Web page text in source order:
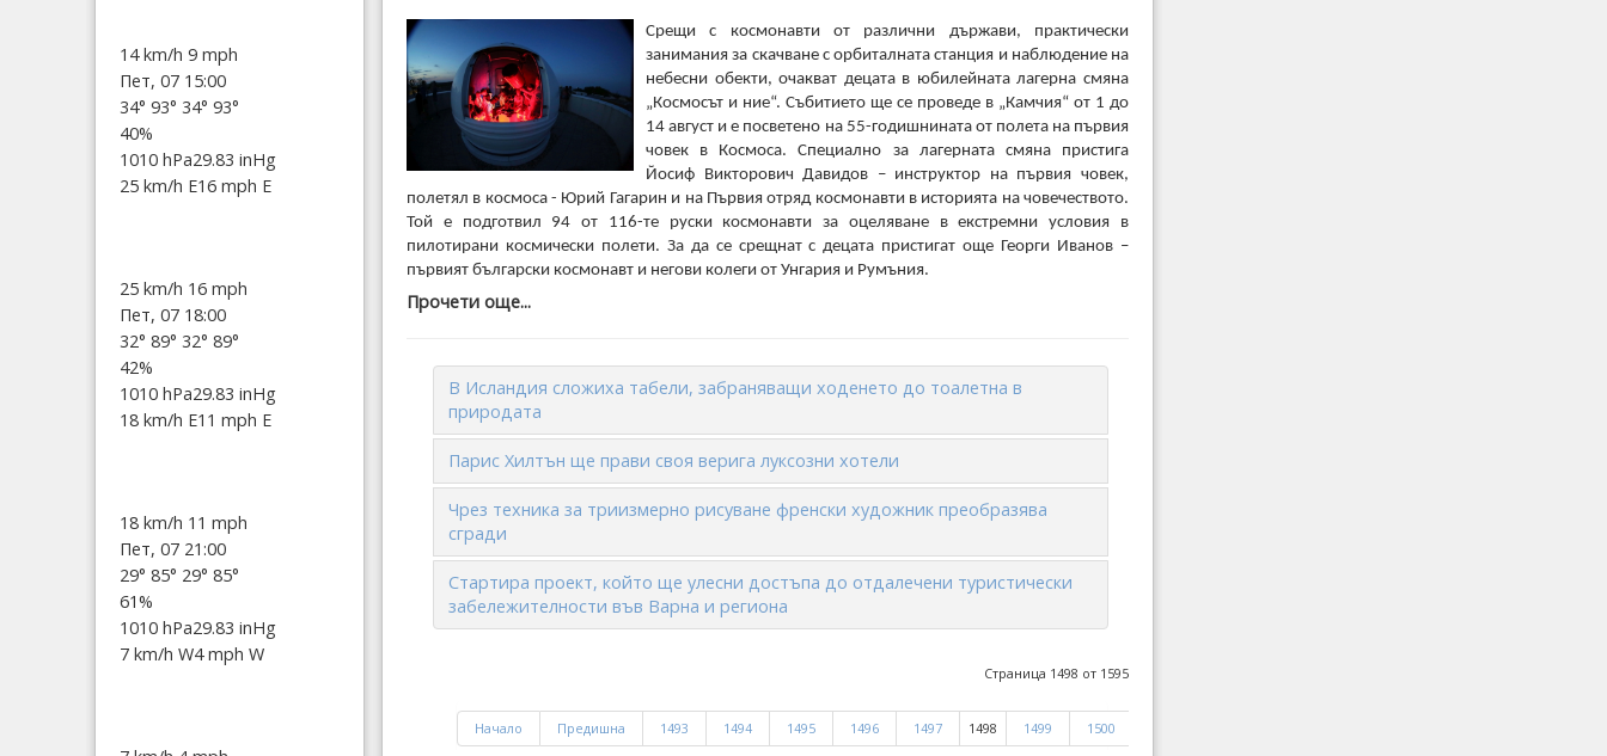
Срещи с космонавти от различни държави, практически
занимания за скачване с орбиталната станция и наблюдение на
небесни обекти, очакват децата в юбилейната лагерна смяна
„Космосът и ние“. Събитието ще се проведе в „Камчия“ от 1 до
14 август и е посветено на 55-годишнината от полета на първия
човек в Космоса. Специално за лагерната смяна пристига
Йосиф Викторович Давидов – инструктор на първия човек,
полетял в космоса - Юрий Гагарин и на Първия отряд космонавти в историята на човечеството.
Той е подготвил 94 от 116-те руски космонавти за оцеляване в екстремни условия в
пилотирани космически полети. За да се срещнат с децата пристигат още Георги Иванов –
първият български космонавт и негови колеги от Унгария и Румъния.
Прочети още...
В Исландия сложиха табели, забраняващи ходенето до тоалетна в
природата
Парис Хилтън ще прави своя верига луксозни хотели
Чрез техника за триизмерно рисуване френски художник преобразява
сгради
Стартира проект, който ще улесни достъпа до отдалечени туристически
забележителности във Варна и региона
Страница 1498 от 1595
Начало Предишна 1493 1494 1495 1496 1497 1498 1499 1500
14 km/h 9 mph
Пет, 07 15:00
34° 93° 34° 93°
40%
1010 hPa29.83 inHg
25 km/h E16 mph E
25 km/h 16 mph
Пет, 07 18:00
32° 89° 32° 89°
42%
1010 hPa29.83 inHg
18 km/h E11 mph E
18 km/h 11 mph
Пет, 07 21:00
29° 85° 29° 85°
61%
1010 hPa29.83 inHg
7 km/h W4 mph W